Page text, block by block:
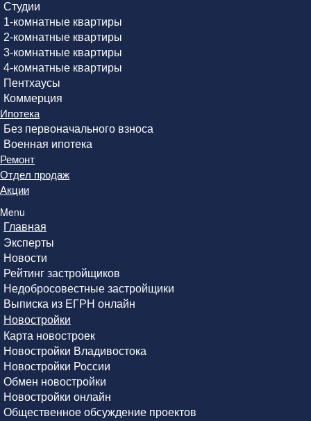
Студии
1-комнатные квартиры
2-комнатные квартиры
3-комнатные квартиры
4-комнатные квартиры
Пентхаусы
Коммерция
Ипотека
Без первоначального взноса
Военная ипотека
Ремонт
Отдел продаж
Акции
Menu
Главная
Эксперты
Новости
Рейтинг застройщиков
Недобросовестные застройщики
Выписка из ЕГРН онлайн
Новостройки
Карта новостроек
Новостройки Владивостока
Новостройки России
Обмен новостройки
Новостройки онлайн
Общественное обсуждение проектов